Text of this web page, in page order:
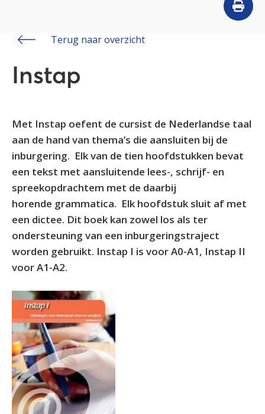
Terug naar overzicht
Instap
Met Instap oefent de cursist de Nederlandse taal
aan de hand van thema’s die aansluiten bij de
inburgering. Elk van de tien hoofdstukken bevat
een tekst met aansluitende lees-, schrijf- en
spreekopdrachtem met de daarbij
horende grammatica. Elk hoofdstuk sluit af met
een dictee. Dit boek kan zowel los als ter
ondersteuning van een inburgeringstraject
worden gebruikt. Instap I is voor A0-A1, Instap II
voor A1-A2.